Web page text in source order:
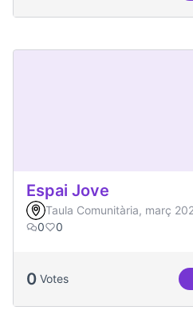
Espai Jove
Taula Comunitària, març
0
0
0 Votes